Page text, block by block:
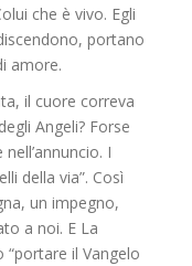
che è vivo. Egli
portano
amore.
il cuore correva
Angeli? Forse
I
della via”. Così
un impegno,
a noi. E La
il Vangelo